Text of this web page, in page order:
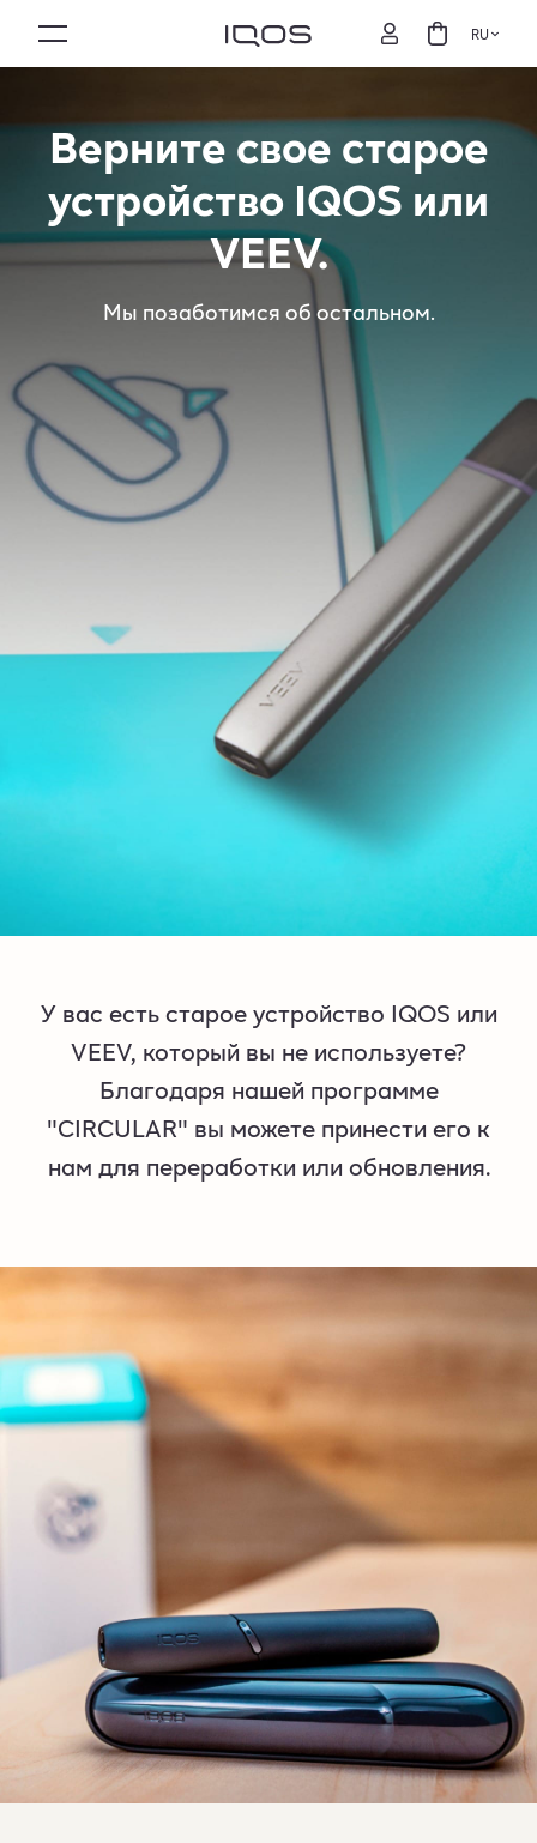
RU
Верните свое старое
устройство IQOS или
VEEV.
Мы позаботимся об остальном.
У вас есть старое устройство IQOS или
VEEV, который вы не используете?
Благодаря нашей программе
"CIRCULAR" вы можете принести его к
нам для переработки или обновления.